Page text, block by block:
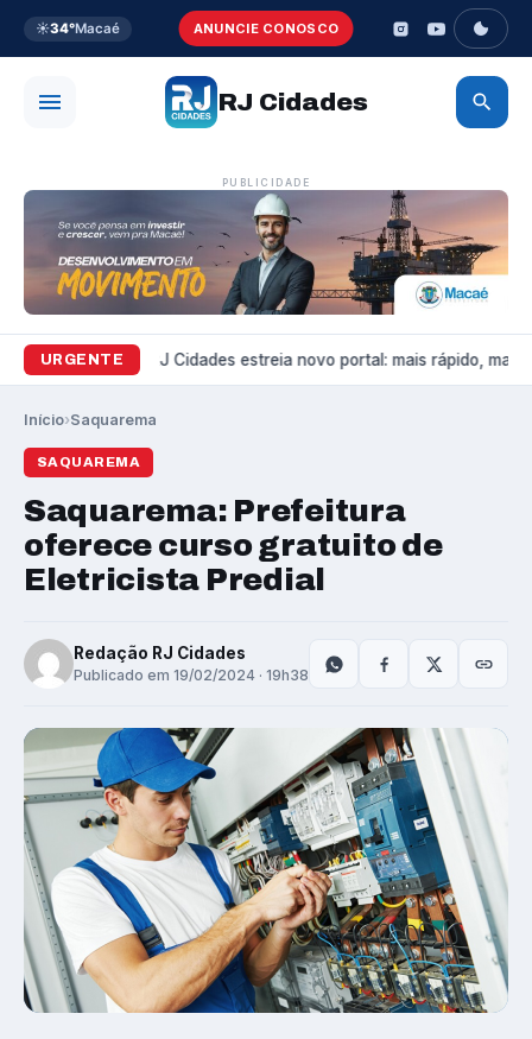
☀️34°Macaé ANUNCIE CONOSCO
RJ Cidades
PUBLICIDADE
URGENTE
Variedades RJ Cidades estreia novo portal: mais rápido, mais
Início›Saquarema
SAQUAREMA
Saquarema: Prefeitura
oferece curso gratuito de
Eletricista Predial
Redação RJ Cidades
Publicado em 19/02/2024 · 19h38